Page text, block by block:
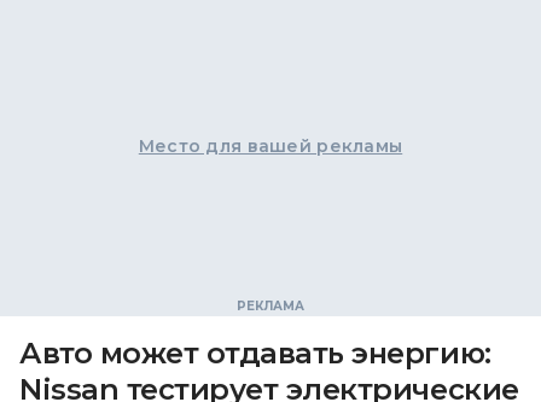
Место для вашей рекламы
Авто может отдавать энергию:
Nissan тестирует электрические